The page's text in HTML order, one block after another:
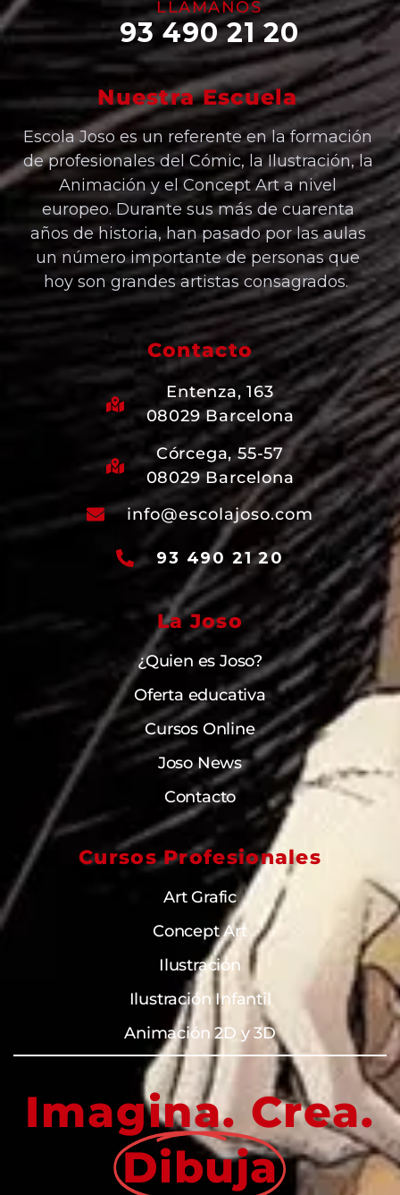
LLÁMANOS
93 490 21 20
Nuestra Escuela
Escola Joso es un referente en la formación
de profesionales del Cómic, la Ilustración, la
Animación y el Concept Art a nivel
europeo. Durante sus más de cuarenta
años de historia, han pasado por las aulas
un número importante de personas que
hoy son grandes artistas consagrados.
Contacto
Entenza, 163
08029 Barcelona
Córcega, 55-57
08029 Barcelona
info@escolajoso.com
93 490 21 20
La Joso
¿Quien es Joso?
Oferta educativa
Cursos Online
Joso News
Contacto
Cursos Profesionales
Art Grafic
Concept Art
Ilustración
Ilustración Infantil
Animación 2D y 3D
Imagina. Crea.
Dibuja